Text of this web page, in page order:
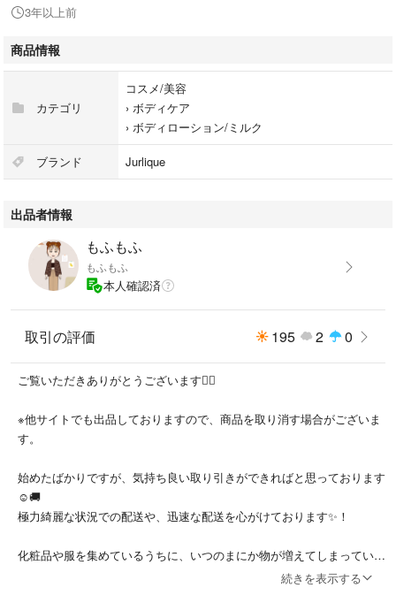
3年以上前
商品情報
カテゴリ
コスメ/美容
› ボディケア
› ボディローション/ミルク
ブランド Jurlique
出品者情報
もふもふ
もふもふ
本人確認済
取引の評価 195 2 0
ご覧いただきありがとうございます🙇‍♀️
※他サイトでも出品しておりますので、商品を取り消す場合がございま
す。
始めたばかりですが、気持ち良い取り引きができればと思っております
☺️🚚
極力綺麗な状況での配送や、迅速な配送を心がけております✨！
化粧品や服を集めているうちに、いつのまにか物が増えてしまっていた
続きを表示する